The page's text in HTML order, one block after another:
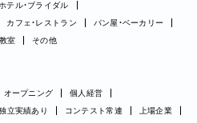
テル・ブライダル
カフェ・レストラン
パン屋・ベーカリー
室 その他
オープニング
個人経営
立実績あり コンテスト常連
上場企業